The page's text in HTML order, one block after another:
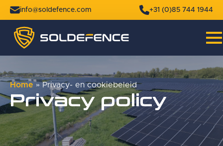
info@soldefence.com +31 (0)85 744 1944
Home »Privacy- en cookiebeleid
Privacy policy